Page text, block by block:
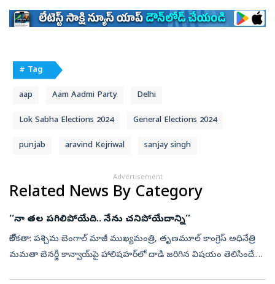
# Tag
aap Aam Aadmi Party Delhi
Lok Sabha Elections 2024 General Elections 2024
punjab aravind Kejriwal sanjay singh
Advertisement
Related News By Category
‘‘నా తల పగిలిపోయేది.. నేను చనిపోయేదాన్ని’’
కోల్‌కతా: పశ్చిమ బెంగాల్‌ మాజీ ముఖ్యమంత్రి, తృణమూల్ కాంగ్రెస్‌ అధినేత్రి
మమతా బెనర్జీ కాన్వాయ్‌పై హాలిషహర్‌లో దాడి జరిగిన విషయం తెలిసిందే.